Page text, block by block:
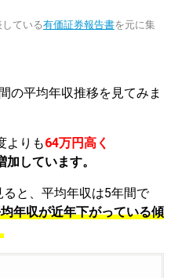
ている有価証券報告書を元に集
の平均年収推移を見てみま
よりも64万円高く
加しています。
と、平均年収は5年間で
年収が近年下がっている傾